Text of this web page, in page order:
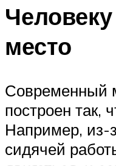
место
Современный
построен так,
Например, из-
сидячей